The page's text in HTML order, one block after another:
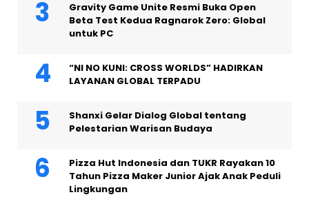
Gravity Game Unite Resmi Buka Open
Beta Test Kedua Ragnarok Zero: Global
untuk PC
“NI NO KUNI: CROSS WORLDS” HADIRKAN
LAYANAN GLOBAL TERPADU
Shanxi Gelar Dialog Global tentang
Pelestarian Warisan Budaya
Pizza Hut Indonesia dan TUKR Rayakan 10
Tahun Pizza Maker Junior Ajak Anak Peduli
Lingkungan